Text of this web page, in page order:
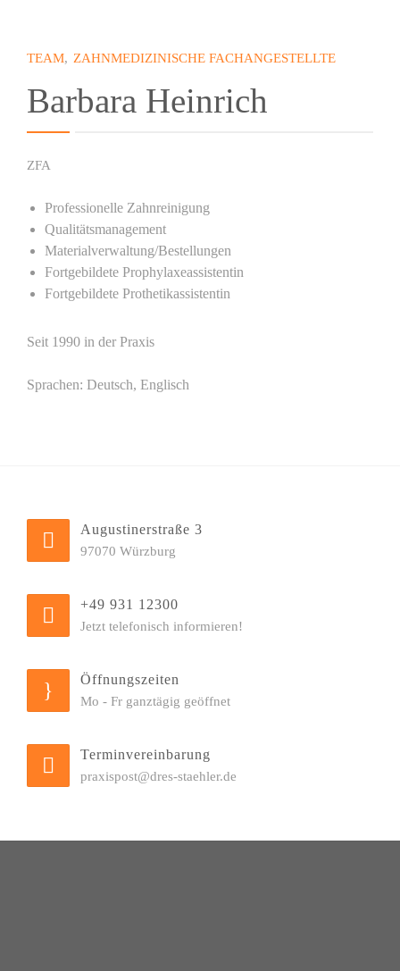
TEAM, ZAHNMEDIZINISCHE FACHANGESTELLTE
Barbara Heinrich
ZFA
Professionelle Zahnreinigung
Qualitätsmanagement
Materialverwaltung/Bestellungen
Fortgebildete Prophylaxeassistentin
Fortgebildete Prothetikassistentin
Seit 1990 in der Praxis
Sprachen: Deutsch, Englisch
Augustinerstraße 3
97070 Würzburg
+49 931 12300
Jetzt telefonisch informieren!
Öffnungszeiten
Mo - Fr ganztägig geöffnet
Terminvereinbarung
praxispost@dres-staehler.de